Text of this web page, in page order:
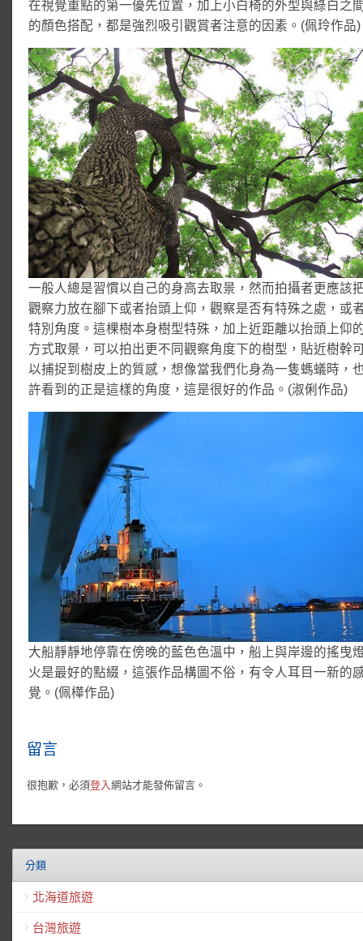
在視覺重點的第一優先位置，加上小白椅的外型與綠白之
的顏色搭配，都是強烈吸引觀賞者注意的因素。(佩玲作品)
一般人總是習慣以自己的身高去取景，然而拍攝者更應該
觀察力放在腳下或者抬頭上仰，觀察是否有特殊之處，或
特別角度。這棵樹本身樹型特殊，加上近距離以抬頭上仰
方式取景，可以拍出更不同觀察角度下的樹型，貼近樹幹
以捕捉到樹皮上的質感，想像當我們化身為一隻螞蟻時，
許看到的正是這樣的角度，這是很好的作品。(淑俐作品)
大船靜靜地停靠在傍晚的藍色色溫中，船上與岸邊的搖曳
火是最好的點綴，這張作品構圖不俗，有令人耳目一新的
覺。(佩樺作品)
留言
很抱歉，必須登入網站才能發佈留言。
分類
北海道旅遊
台灣旅遊